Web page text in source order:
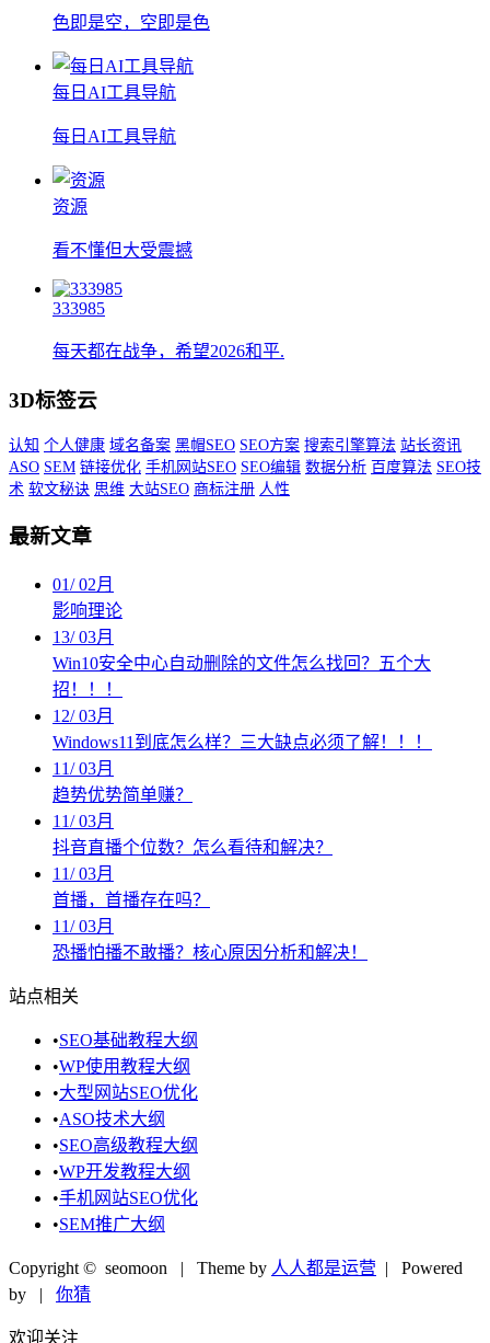
色即是空，空即是色
每日AI工具导航
每日AI工具导航
资源
看不懂但大受震撼
333985
每天都在战争，希望2026和平.
3D标签云
认知 个人健康 域名备案 黑帽SEO SEO方案 搜索引擎算法 站长资讯
ASO SEM 链接优化 手机网站SEO SEO编辑 数据分析 百度算法 SEO技
术 软文秘诀 思维 大站SEO 商标注册 人性
最新文章
01/02月
影响理论
13/03月
Win10安全中心自动删除的文件怎么找回？五个大
招！！！
12/03月
Windows11到底怎么样？三大缺点必须了解！！！
11/03月
趋势优势简单赚？
11/03月
抖音直播个位数？怎么看待和解决？
11/03月
首播，首播存在吗？
11/03月
恐播怕播不敢播？核心原因分析和解决！
站点相关
•SEO基础教程大纲
•WP使用教程大纲
•大型网站SEO优化
•ASO技术大纲
•SEO高级教程大纲
•WP开发教程大纲
•手机网站SEO优化
•SEM推广大纲
Copyright © seomoon | Theme by 人人都是运营 | Powered
by
| 你猜
欢迎关注